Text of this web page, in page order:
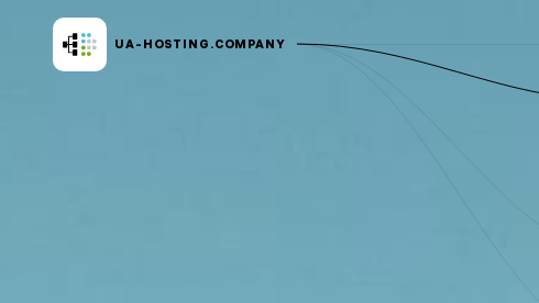
UA-HOSTING.COMPANY